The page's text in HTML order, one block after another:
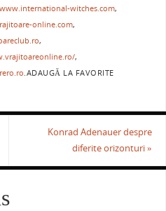
A
p
p
a
www.international-witches.com,
online.com,
,
,
ADAUGĂ LA FAVORITE
Konrad Adenauer despre
diferite orizonturi»